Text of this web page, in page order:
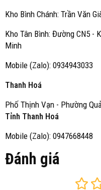
Kho Bình Chánh: Trần Văn
Kho Tân Bình: Đường CN5 -
Minh
Mobile (Zalo): 0934943033
Thanh Hoá
Phố Thịnh Vạn - Phường
Tỉnh Thanh Hoá
Mobile (Zalo): 0947668448
Đánh giá